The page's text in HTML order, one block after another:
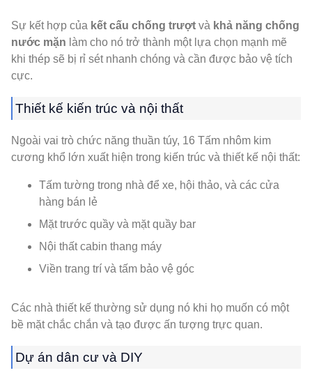
Sự kết hợp của kết cấu chống trượt và khả năng chống
nước mặn làm cho nó trở thành một lựa chọn mạnh mẽ
khi thép sẽ bị rỉ sét nhanh chóng và cần được bảo vệ tích
cực.
Thiết kế kiến ​​trúc và nội thất
Ngoài vai trò chức năng thuần túy, 16 Tấm nhôm kim
cương khổ lớn xuất hiện trong kiến ​​trúc và thiết kế nội thất:
Tấm tường trong nhà để xe, hội thảo, và các cửa
hàng bán lẻ
Mặt trước quầy và mặt quầy bar
Nội thất cabin thang máy
Viền trang trí và tấm bảo vệ góc
Các nhà thiết kế thường sử dụng nó khi họ muốn có một
bề mặt chắc chắn và tạo được ấn tượng trực quan.
Dự án dân cư và DIY